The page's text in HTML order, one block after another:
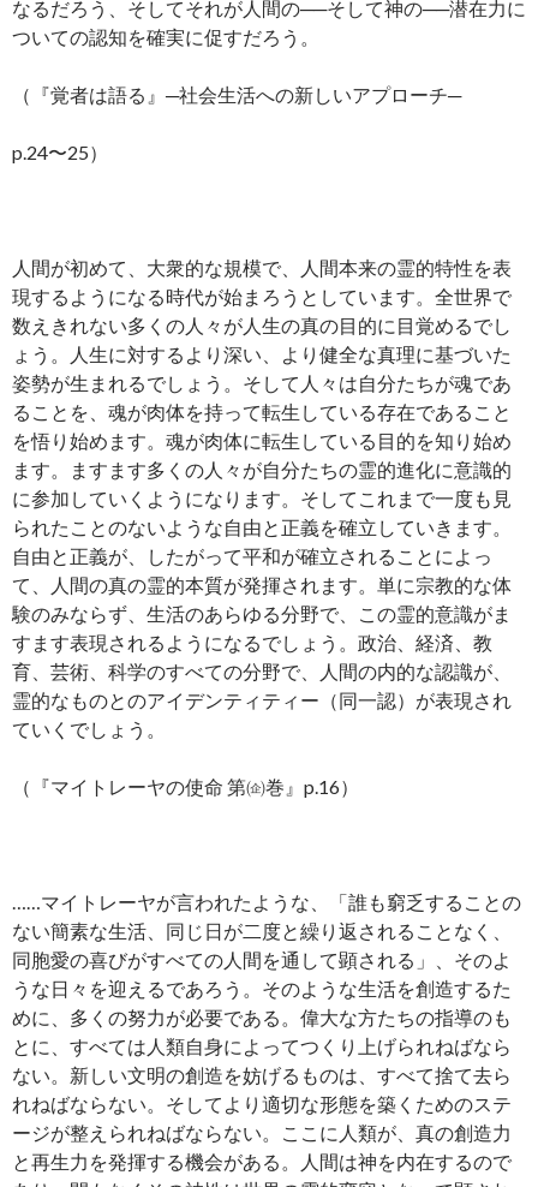
なるだろう、そしてそれが人間の──そして神の──潜在力に
ついての認知を確実に促すだろう。
（『覚者は語る』─社会生活への新しいアプローチ─
p.24〜25）
人間が初めて、大衆的な規模で、人間本来の霊的特性を表
現するようになる時代が始まろうとしています。全世界で
数えきれない多くの人々が人生の真の目的に目覚めるでし
ょう。人生に対するより深い、より健全な真理に基づいた
姿勢が生まれるでしょう。そして人々は自分たちが魂であ
ることを、魂が肉体を持って転生している存在であること
を悟り始めます。魂が肉体に転生している目的を知り始め
ます。ますます多くの人々が自分たちの霊的進化に意識的
に参加していくようになります。そしてこれまで一度も見
られたことのないような自由と正義を確立していきます。
自由と正義が、したがって平和が確立されることによっ
て、人間の真の霊的本質が発揮されます。単に宗教的な体
験のみならず、生活のあらゆる分野で、この霊的意識がま
すます表現されるようになるでしょう。政治、経済、教
育、芸術、科学のすべての分野で、人間の内的な認識が、
霊的なものとのアイデンティティー（同一認）が表現され
ていくでしょう。
（『マイトレーヤの使命 第㈽巻』p.16）
……マイトレーヤが言われたような、「誰も窮乏することの
ない簡素な生活、同じ日が二度と繰り返されることなく、
同胞愛の喜びがすべての人間を通して顕される」、そのよ
うな日々を迎えるであろう。そのような生活を創造するた
めに、多くの努力が必要である。偉大な方たちの指導のも
とに、すべては人類自身によってつくり上げられねばなら
ない。新しい文明の創造を妨げるものは、すべて捨て去ら
れねばならない。そしてより適切な形態を築くためのステ
ージが整えられねばならない。ここに人類が、真の創造力
と再生力を発揮する機会がある。人間は神を内在するので